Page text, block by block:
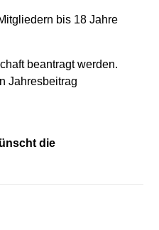
bis 18 Jahre
beantragt werden.
Jahresbeitrag
die